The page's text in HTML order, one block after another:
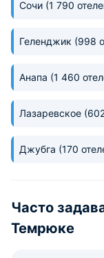
детский - выезд
лотосы и
фото визиток
Сочи (1 790
Геленджик (998
Анапа (1 460
Лазаревское
Джубга (170
Часто
Темрюке